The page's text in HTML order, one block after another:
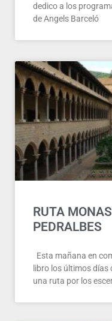
dedico a los
de Angels Barceló
RUTA
PEDRALBES
Esta mañana en
libro los últimos
una ruta por los